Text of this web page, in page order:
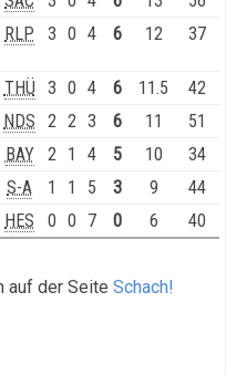
RLP 3 0 4 6 12 37
THÜ 3 0 4 6 11.5
42
NDS 2 2 3 6 11
51
BAY 2 1 4 5 10
34
S-A 1 1 5 3 9
44
HES 0 0 7 0 6 40
auf der Seite Schach!